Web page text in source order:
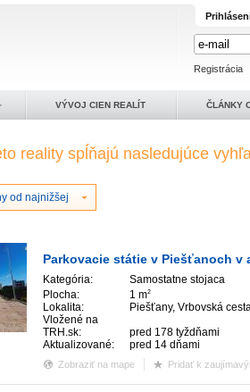
Registrácia
VÝVOJ CIEN REALÍT ČLÁNKY
reality spĺňajú nasledujúce
od najnižšej
Kategória:
Samostatne stojaca
Plocha:
1 m2
Lokalita:
Piešťany, Vrbovská
Vložené na
TRH.sk:
pred 178 tyždňami
Aktualizované:
pred 14 dňami
Zobraziť na mape Pridať k